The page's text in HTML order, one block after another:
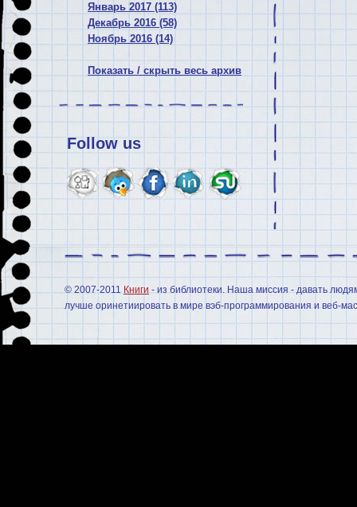
Январь 2017 (113)
Декабрь 2016 (58)
Ноябрь 2016 (14)
Показать / скрыть весь архив
Follow us
© 2007-2011 Книги - из библиотеки. Наша миссия - давать
лучше оринетиировать в мире вэб-программирования и веб-